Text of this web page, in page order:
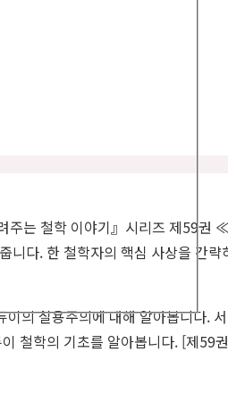
주는 철학 이야기』시리즈 제59
니다. 한 철학자의 핵심 사상을 간
의 실용주의에 대해 알아봅니다.
철학의 기초를 알아봅니다. [제59